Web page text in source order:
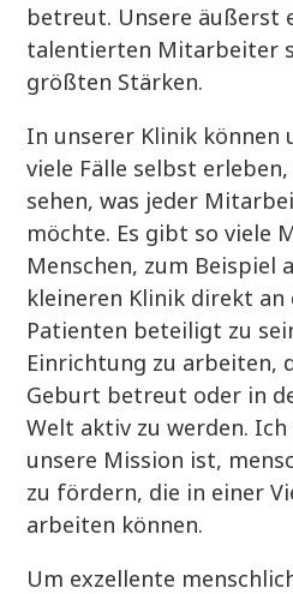
betreut. Unsere äußerst
talentierten Mitarbeiter
größten Stärken.
In unserer Klinik
viele Fälle selbst
sehen, was jeder
möchte. Es gibt so viele
Menschen, zum Beispiel
kleineren Klinik direkt an
Patienten beteiligt zu
Einrichtung zu arbeiten,
Geburt betreut oder in
Welt aktiv zu werden. Ich
unsere Mission ist,
zu fördern, die in einer
arbeiten können.
Um exzellente